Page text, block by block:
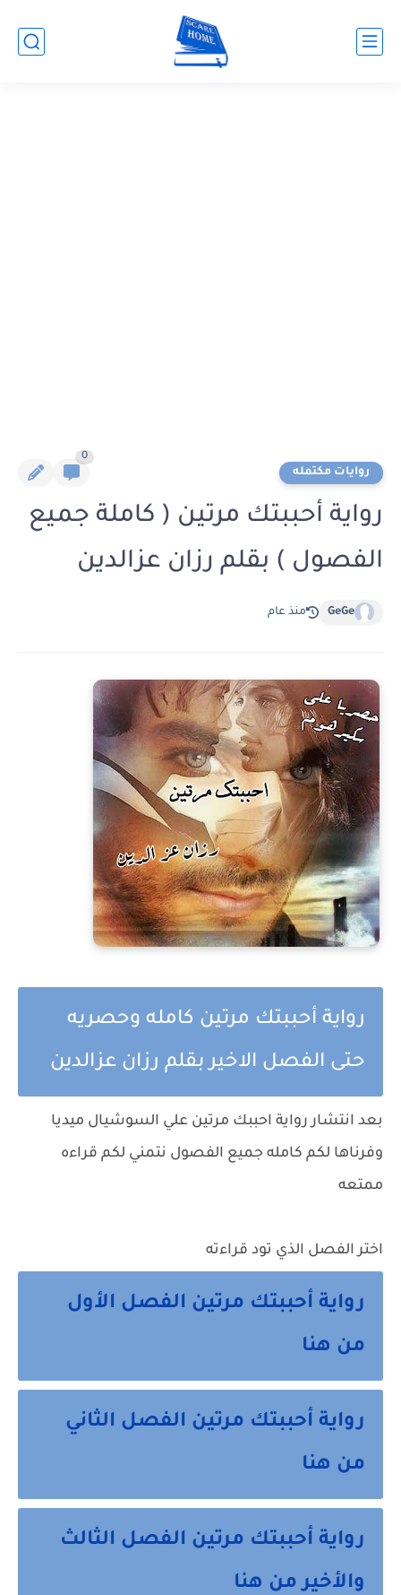
روايات مكتمله
0
رواية أحببتك مرتين ( كاملة جميع
الفصول ) بقلم رزان عزالدين
GeGe منذ عام
رواية أحببتك مرتين كامله وحصريه
حتى الفصل الاخير بقلم رزان عزالدين
بعد انتشار رواية احببك مرتين علي السوشيال ميديا
وفرناها لكم كامله جميع الفصول نتمني لكم قراءه
ممتعه
اختر الفصل الذي تود قراءته
رواية أحببتك مرتين الفصل الأول
من هنا
رواية أحببتك مرتين الفصل الثاني
من هنا
رواية أحببتك مرتين الفصل الثالث
والأخير من هنا